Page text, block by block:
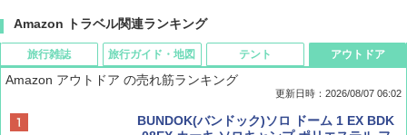
Amazon トラベル関連ランキング
旅行雑誌
ディズニーファン ２０２６年 ９月号 [雑
旅行ガイド・地図
D40 地球の歩き方 チェンマイ タイ北部の魅
テント
[キャンパーズコレクション 山善] ポップアッ
アウトドア
Amazon アウトドア の売れ筋ランキング
更新日時：2026/08/07 06:02
BUNDOK(バンドック)ソロ ドーム 1 EX BDK